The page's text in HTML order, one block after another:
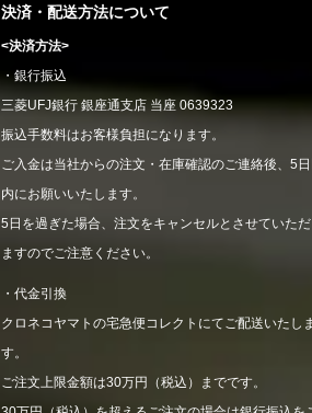
決済・配送方法について
<決済方法>
・銀行振込
三菱UFJ銀行 銀座通支店 当座 0639323
振込手数料はお客様負担になります。
ご入金は当社からの注文・在庫確認のご連絡後、5
内にお願いいたします。
5日を過ぎた場合、注文をキャンセルとさせていただ
ますのでご注意ください。
・代金引換
クロネコヤマトの宅急便コレクトにてご配送いたしま
す。
ご注文上限金額は30万円（税込）までです。